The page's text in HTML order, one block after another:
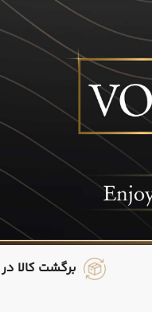
برگشت کالا در 7 روز